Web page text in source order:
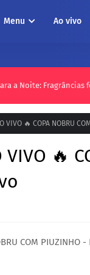
Menu Ao vivo
a Noite: Fragrâncias
VIVO 🔥 COPA NOBRU
VIVO 🔥
COM PIUZINHO